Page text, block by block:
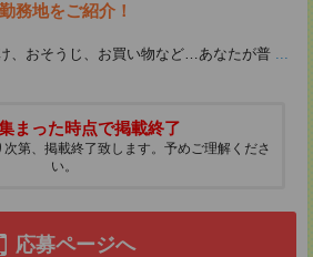
務地をご紹介！
、おそうじ、お買い物など…あなたが普 ...
まった時点で掲載終了
第、掲載終了致します。予めご理解くださ
い。
応募ページへ